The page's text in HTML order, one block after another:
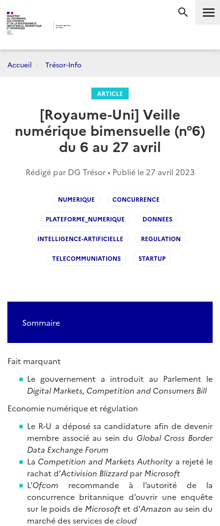
Accueil Trésor-Info
ARTICLE
[Royaume-Uni] Veille
numérique bimensuelle (n°6)
du 6 au 27 avril
Rédigé par DG Trésor • Publié le 27 avril 2023
NUMERIQUE CONCURRENCE
PLATEFORME_NUMERIQUE DONNEES
INTELLIGENCE-ARTIFICIELLE REGULATION
TELECOMMUNIATIONS STARTUP
Sommaire
Fait marquant
Le gouvernement a introduit au Parlement le
Digital Markets, Competition and Consumers Bill
Economie numérique et régulation
Le R-U a déposé sa candidature afin de devenir
membre associé au sein du Global Cross Border
Data Exchange Forum
La Competition and Markets Authority a rejeté le
rachat d’Activision Blizzardpar Microsoft
L’Ofcom recommande à l’autorité de la
concurrence britannique d’ouvrir une enquête
sur le poids de Microsoftet d’Amazon au sein du
marché des services decloud